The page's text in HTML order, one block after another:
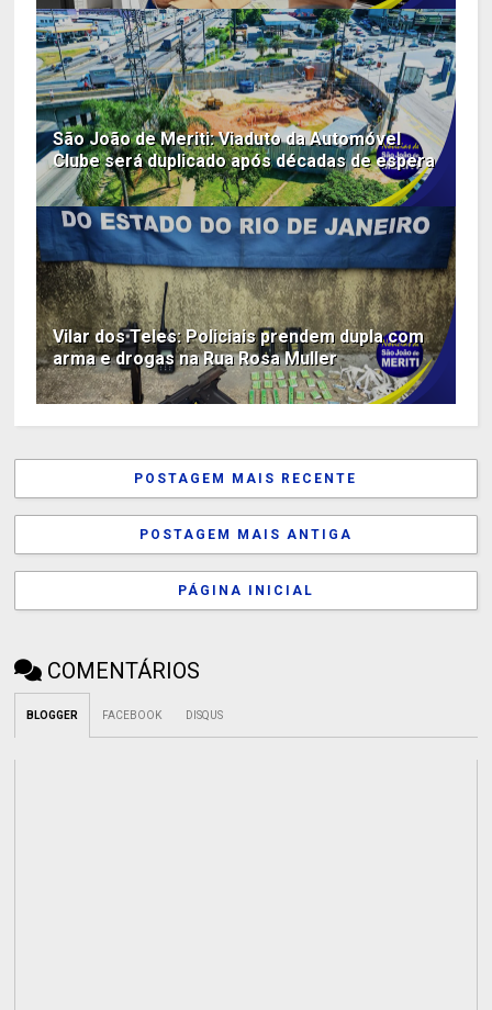
São João de Meriti: Viaduto da Automóvel
Clube será duplicado após décadas de espera
Vilar dos Teles: Policiais prendem dupla com
arma e drogas na Rua Rosa Muller
POSTAGEM MAIS RECENTE
POSTAGEM MAIS ANTIGA
PÁGINA INICIAL
COMENTÁRIOS
BLOGGER FACEBOOK DISQUS